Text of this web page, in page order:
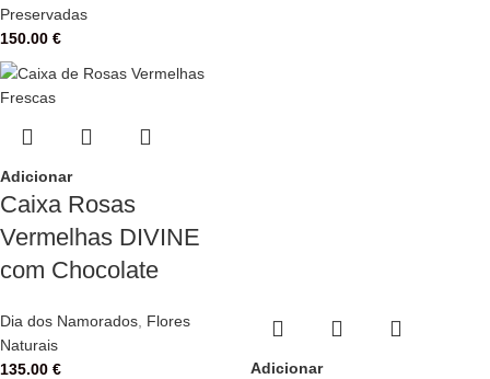
Preservadas
150.00 €
Adicionar
Caixa Rosas
Vermelhas DIVINE
com Chocolate
Dia dos Namorados Flores
Naturais
135.00 € Adicionar